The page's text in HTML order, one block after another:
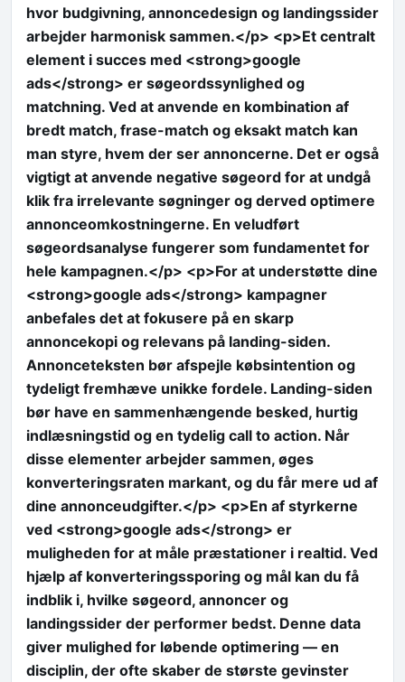
hvor budgivning, annoncedesign og landingssider
arbejder harmonisk sammen.</p> <p>Et centralt
element i succes med <strong>google
ads</strong> er søgeordssynlighed og
matchning. Ved at anvende en kombination af
bredt match, frase-match og eksakt match kan
man styre, hvem der ser annoncerne. Det er også
vigtigt at anvende negative søgeord for at undgå
klik fra irrelevante søgninger og derved optimere
annonceomkostningerne. En veludført
søgeordsanalyse fungerer som fundamentet for
hele kampagnen.</p> <p>For at understøtte dine
<strong>google ads</strong> kampagner
anbefales det at fokusere på en skarp
annoncekopi og relevans på landing-siden.
Annonceteksten bør afspejle købsintention og
tydeligt fremhæve unikke fordele. Landing-siden
bør have en sammenhængende besked, hurtig
indlæsningstid og en tydelig call to action. Når
disse elementer arbejder sammen, øges
konverteringsraten markant, og du får mere ud af
dine annonceudgifter.</p> <p>En af styrkerne
ved <strong>google ads</strong> er
muligheden for at måle præstationer i realtid. Ved
hjælp af konverteringssporing og mål kan du få
indblik i, hvilke søgeord, annoncer og
landingssider der performer bedst. Denne data
giver mulighed for løbende optimering — en
disciplin, der ofte skaber de største gevinster